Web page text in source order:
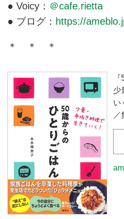
● Voicy： ＠cafe.rietta
● ブログ： https://
＊ ＊ ＊
少
い
／